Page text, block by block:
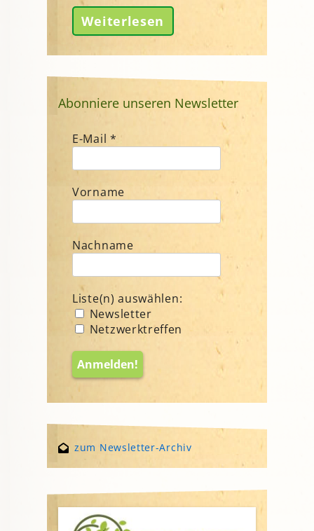
Weiterlesen
Abonniere unseren Newsletter
E-Mail *
Vorname
Nachname
Liste(n) auswählen:
Newsletter
Netzwerktreffen
zum Newsletter-Archiv